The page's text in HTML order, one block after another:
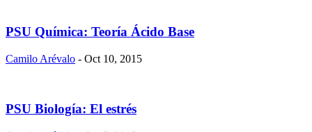
PSU Química: Teoría Ácido Base
Camilo Arévalo - Oct 10, 2015
PSU Biología: El estrés